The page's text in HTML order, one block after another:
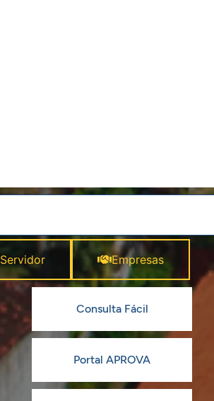
Servidor Empresas
Consulta Fácil
Portal APROVA